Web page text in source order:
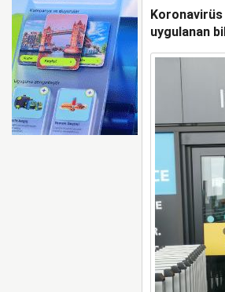
Koronavirüs
uygulanan